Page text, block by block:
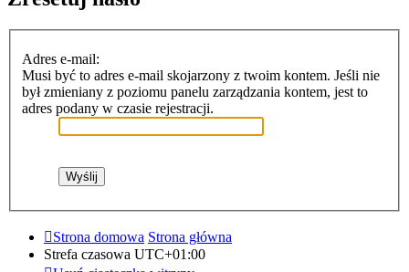
Adres e-mail:
Musi być to adres e-mail skojarzony z twoim kontem. Jeśli nie
był zmieniany z poziomu panelu zarządzania kontem, jest to
adres podany w czasie rejestracji.
Strona domowa Strona główna
Strefa czasowa UTC+01:00